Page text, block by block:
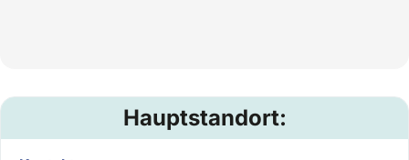
Hauptstandort: